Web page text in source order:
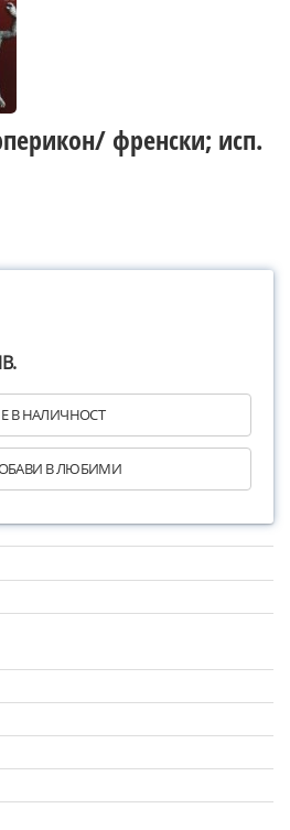
френски; исп.
Е В НАЛИЧНОСТ
В ЛЮБИМИ